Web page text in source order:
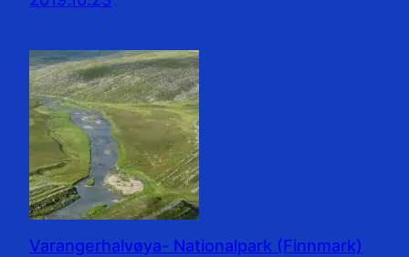
Varangerhalvøya- Nationalpark (Finnmark)